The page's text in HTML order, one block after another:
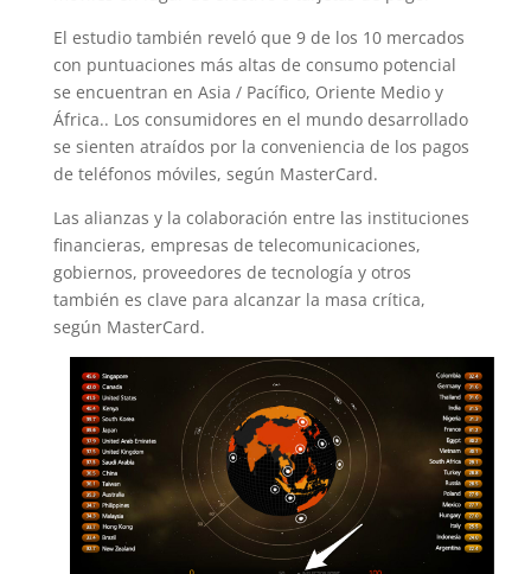
El estudio también reveló que 9 de los 10 mercados
con puntuaciones más altas de consumo potencial
se encuentran en Asia / Pacífico, Oriente Medio y
África.. Los consumidores en el mundo desarrollado
se sienten atraídos por la conveniencia de los pagos
de teléfonos móviles, según MasterCard.
Las alianzas y la colaboración entre las instituciones
financieras, empresas de telecomunicaciones,
gobiernos, proveedores de tecnología y otros
también es clave para alcanzar la masa crítica,
según MasterCard.